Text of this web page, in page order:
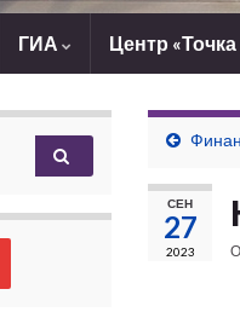
ГИА Центр «Точка
СЕН
27
2023